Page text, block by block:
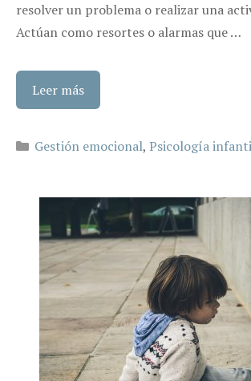
resolver un problema o realizar una
Actúan como resortes o alarmas que …
Leer más
Categorías
Gestión emocional, Psicología